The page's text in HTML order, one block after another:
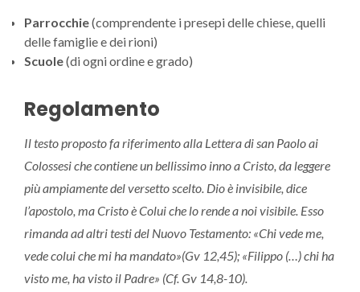
Parrocchie(comprendente i presepi delle chiese, quelli
delle famiglie e dei rioni)
Scuole(di ogni ordine e grado)
Regolamento
Il testo proposto fa riferimento alla Lettera di san Paolo ai
Colossesi che contiene un bellissimo inno a Cristo, da leggere
più ampiamente del versetto scelto. Dio è invisibile, dice
l’apostolo, ma Cristo è Colui che lo rende a noi visibile. Esso
rimanda ad altri testi del Nuovo Testamento: «Chi vede me,
vede colui che mi ha mandato»(Gv 12,45); «Filippo (…) chi ha
visto me, ha visto il Padre» (Cf. Gv 14,8-10).